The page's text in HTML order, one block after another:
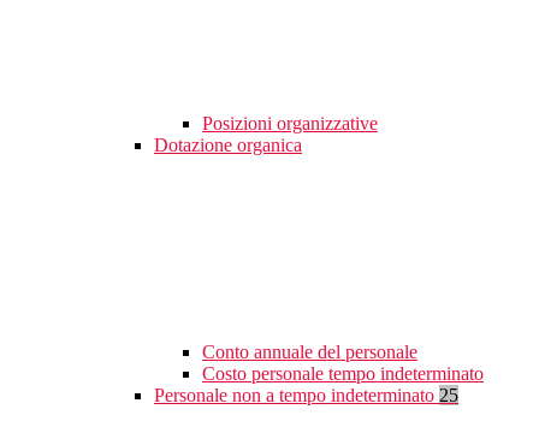
Posizioni organizzative
Dotazione organica
Conto annuale del personale
Costo personale tempo indeterminato
Personale non a tempo indeterminato 25